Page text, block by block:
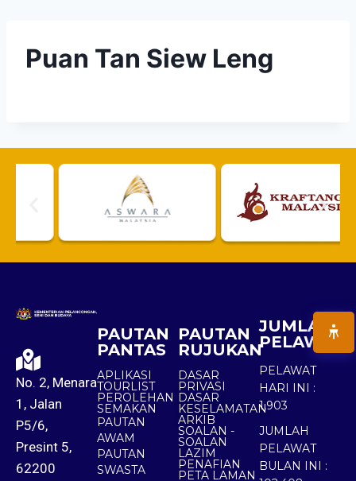
Puan Tan Siew Leng
No. 2, Menara
1, Jalan
P5/6,
Presint 5,
62200
PAUTAN
PANTAS
APLIKASI
TOURLIST
PEROLEHAN
SEMAKAN
PAUTAN
AWAM
PAUTAN
SWASTA
PAUTAN
RUJUKAN
DASAR
PRIVASI
DASAR
KESELAMATAN
ARKIB
SOALAN -
SOALAN
LAZIM
PENAFIAN
PETA LAMAN
JUMLAH
PELAWAT
PELAWAT
HARI INI :
1,903
JUMLAH
PELAWAT
BULAN INI :